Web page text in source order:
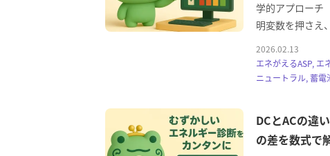
学的アプローチ
明変数を押さえ
2026.02.13
エネがえるASP, エ
ニュートラル, 蓄電
DCとACの違
の差を数式で